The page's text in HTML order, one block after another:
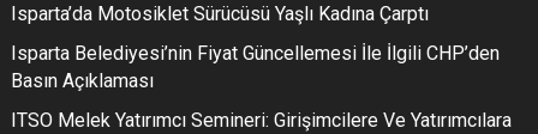
Isparta’da Motosiklet Sürücüsü Yaşlı Kadına Çarptı
Isparta Belediyesi’nin Fiyat Güncellemesi İle İlgili CHP’den
Basın Açıklaması
ITSO Melek Yatırımcı Semineri: Girişimcilere Ve Yatırımcılara